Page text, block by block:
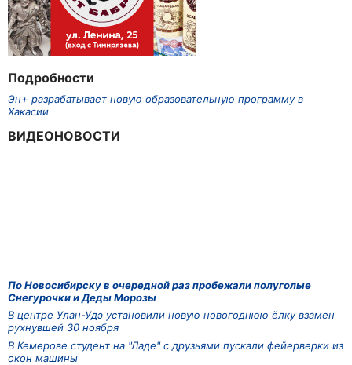
Подробности
Эн+ разрабатывает новую образовательную программу в
Хакасии
ВИДЕОНОВОСТИ
По Новосибирску в очередной раз пробежали полуголые
Снегурочки и Деды Морозы
В центре Улан-Удэ установили новую новогоднюю ёлку взамен
рухнувшей 30 ноября
В Кемерове студент на "Ладе" с друзьями пускали фейерверки из
окон машины